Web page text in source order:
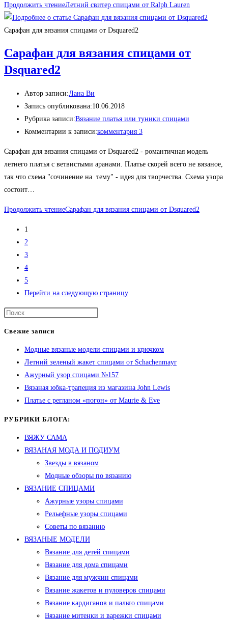
Продолжить чтениеЛетний свитер спицами от Ralph Lauren
Сарафан для вязания спицами от Dsquared2
Сарафан для вязания спицами от
Dsquared2
Автор записи:Лана Ви
Запись опубликована:10.06.2018
Рубрика записи:Вязание платья или туники спицами
Комментарии к записи:комментария 3
Сарафан для вязания спицами от Dsquared2 - романтичная модель
летнего платья с ветвистыми аранами. Платье скорей всего не вязаное,
так что схема "сочинение на тему" - идея для творчества. Схема узора
состоит…
Продолжить чтениеСарафан для вязания спицами от Dsquared2
1
2
3
4
5
Перейти на следующую страницу
Свежие записи
Модные вязаные модели спицами и крючком
Летний зеленый жакет спицами от Schachenmayr
Ажурный узор спицами №157
Вязаная юбка-трапеция из магазина John Lewis
Платье с регланом «погон» от Maurie & Eve
РУБРИКИ БЛОГА:
ВЯЖУ САМА
ВЯЗАНАЯ МОДА И ПОДИУМ
Звезды в вязаном
Модные обзоры по вязанию
ВЯЗАНИЕ СПИЦАМИ
Ажурные узоры спицами
Рельефные узоры спицами
Советы по вязанию
ВЯЗАНЫЕ МОДЕЛИ
Вязание для детей спицами
Вязание для дома спицами
Вязание для мужчин спицами
Вязание жакетов и пуловеров спицами
Вязание кардиганов и пальто спицами
Вязание митенки и варежки спицами